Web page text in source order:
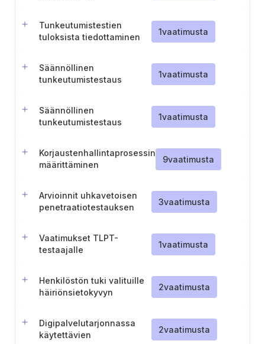
Tunkeutumistestien
tuloksista tiedottaminen
1vaatimusta
Säännöllinen
tunkeutumistestaus
1vaatimusta
Säännöllinen
tunkeutumistestaus
1vaatimusta
Korjaustenhallintaprosessin
määrittäminen
9vaatimusta
Arvioinnit uhkavetoisen
penetraatiotestauksen
3vaatimusta
Vaatimukset TLPT-
testaajalle
1vaatimusta
Henkilöstön tuki valituille
häiriönsietokyvyn
2vaatimusta
Digipalvelutarjonnassa
käytettävien
2vaatimusta